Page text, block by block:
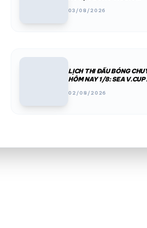
2026
03/08/2026
LỊCH THI ĐẤU BÓNG
HÔM NAY 1/8: SEA
02/08/2026